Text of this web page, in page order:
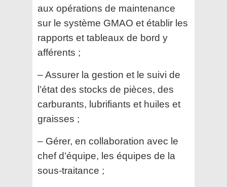
aux opérations de maintenance
sur le système GMAO et établir les
rapports et tableaux de bord y
afférents ;
– Assurer la gestion et le suivi de
l’état des stocks de pièces, des
carburants, lubrifiants et huiles et
graisses ;
– Gérer, en collaboration avec le
chef d’équipe, les équipes de la
sous-traitance ;